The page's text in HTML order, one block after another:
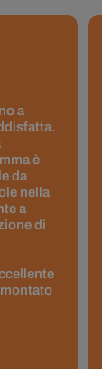
a
è
da
nella
a
di